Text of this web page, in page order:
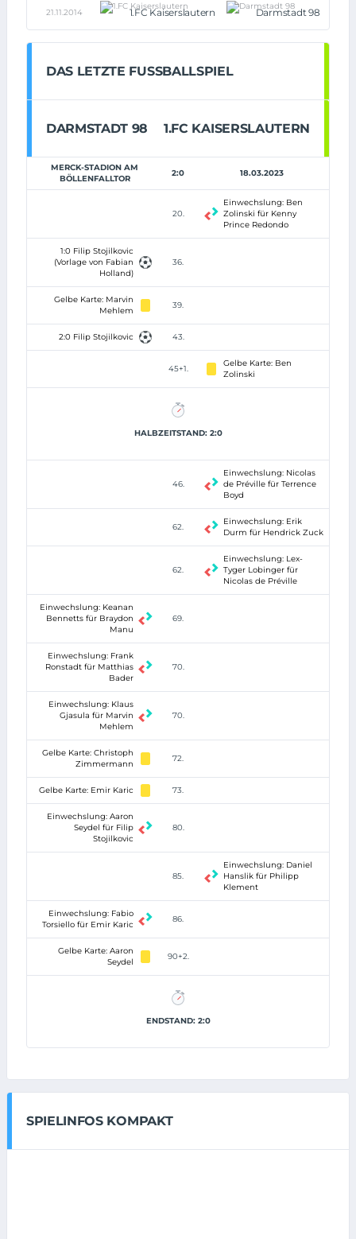
21.11.2014 1.FC Kaiserslautern Darmstadt 98
DAS LETZTE FUSSBALLSPIEL
DARMSTADT 98 1.FC KAISERSLAUTERN
MERCK-STADION AM
BÖLLENFALLTOR
2:0 18.03.2023
20.
Einwechslung: Ben
Zolinski für Kenny
Prince Redondo
1:0 Filip Stojilkovic
(Vorlage von Fabian
Holland)
36.
Gelbe Karte: Marvin
Mehlem
39.
2:0 Filip Stojilkovic 43.
45+1.
Gelbe Karte: Ben
Zolinski
HALBZEITSTAND: 2:0
46.
Einwechslung: Nicolas
de Préville für Terrence
Boyd
62.
Einwechslung: Erik
Durm für Hendrick Zuck
62.
Einwechslung: Lex-
Tyger Lobinger für
Nicolas de Préville
Einwechslung: Keanan
Bennetts für Braydon
Manu
69.
Einwechslung: Frank
Ronstadt für Matthias
Bader
70.
Einwechslung: Klaus
Gjasula für Marvin
Mehlem
70.
Gelbe Karte: Christoph
Zimmermann
72.
Gelbe Karte: Emir Karic 73.
Einwechslung: Aaron
Seydel für Filip
Stojilkovic
80.
85.
Einwechslung: Daniel
Hanslik für Philipp
Klement
Einwechslung: Fabio
Torsiello für Emir Karic
86.
Gelbe Karte: Aaron
Seydel
90+2.
ENDSTAND: 2:0
SPIELINFOS KOMPAKT